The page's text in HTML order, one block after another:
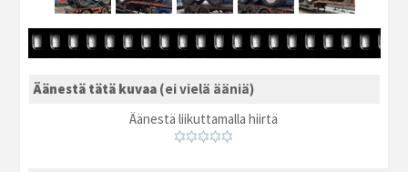
Äänestä tätä kuvaa (ei vielä ääniä)
Äänestä liikuttamalla hiirtä